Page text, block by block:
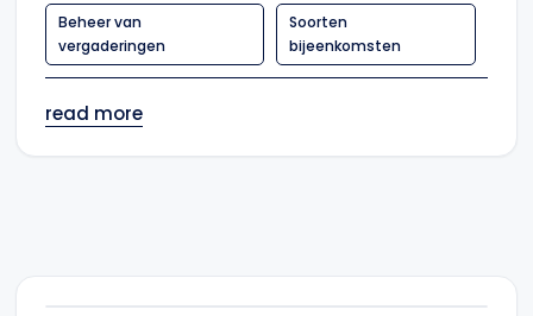
Beheer van
vergaderingen
Soorten
bijeenkomsten
read more